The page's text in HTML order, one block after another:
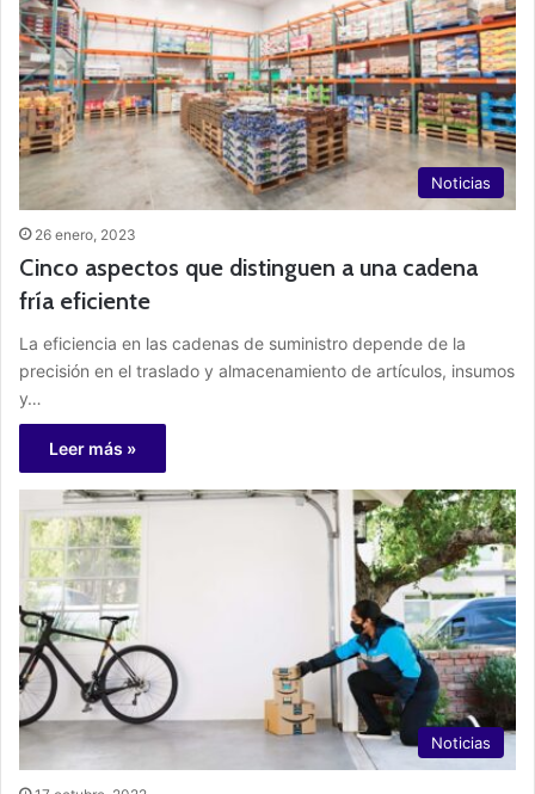
Noticias
26 enero, 2023
Cinco aspectos que distinguen a una cadena
fría eficiente
La eficiencia en las cadenas de suministro depende de la
precisión en el traslado y almacenamiento de artículos, insumos
y…
Leer más »
Noticias